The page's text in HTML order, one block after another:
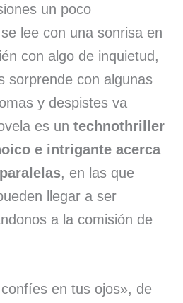
un poco
lee con una sonrisa en
con algo de inquietud,
sorprende con algunas
y despistes va
es un technothriller
e intrigante acerca
, en las que
llegar a ser
a la comisión de
en tus ojos», de